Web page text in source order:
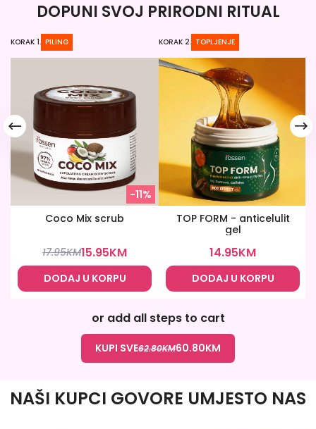
DOPUNI SVOJ PRIRODNI RITUAL
KORAK 1. PILING
-11%
Coco Mix scrub
17.95KM15.95KM
DODAJ U KORPU
KORAK 2. TOPLJENJE
TOP FORM - anticelulit
gel
14.95KM
DODAJ U KORPU
or add all steps to cart
KUPI SVE62.80KM60.80KM
NAŠI KUPCI GOVORE UMJESTO NAS